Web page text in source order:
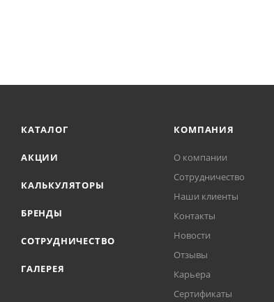
КАТАЛОГ
АКЦИИ
КАЛЬКУЛЯТОРЫ
БРЕНДЫ
СОТРУДНИЧЕСТВО
ГАЛЕРЕЯ
КОМПАНИЯ
О компании
Сотрудничество
Наши клиенты
Контакты
Новости
Отзывы
Карьера
Сертификаты